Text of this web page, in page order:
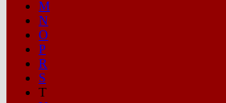
M
N
O
P
R
S
T